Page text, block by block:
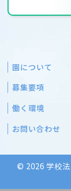
園について
募集要項
働く環境
お問い合わせ
© 2026 学校